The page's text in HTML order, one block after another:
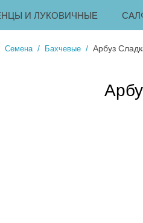
И ЛУКОВИЧНЫЕ
Семена / Бахчевые / Арбуз